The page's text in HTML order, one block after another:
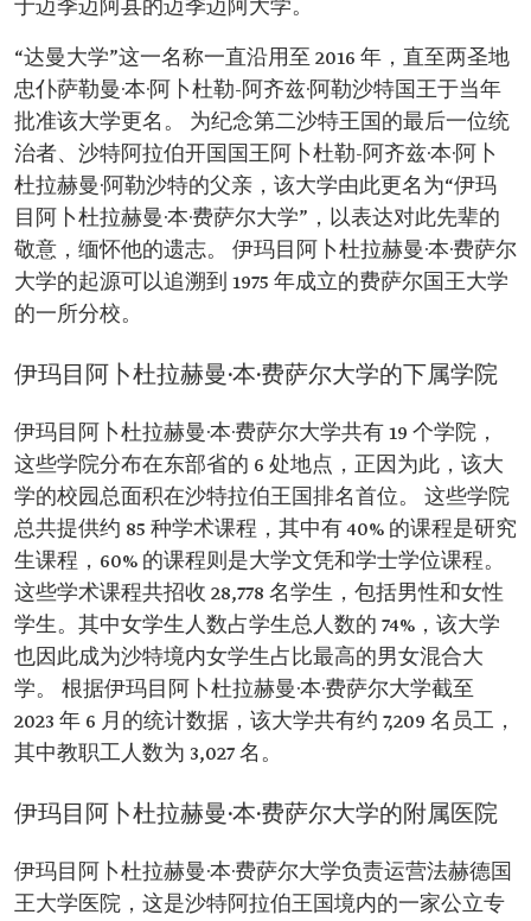
于迈季迈阿县的迈季迈阿大学。
“达曼大学”这一名称一直沿用至 2016 年，直至两圣地
忠仆萨勒曼·本·阿卜杜勒-阿齐兹·阿勒沙特国王于当年
批准该大学更名。 为纪念第二沙特王国的最后一位统
治者、沙特阿拉伯开国国王阿卜杜勒-阿齐兹·本·阿卜
杜拉赫曼·阿勒沙特的父亲，该大学由此更名为“伊玛
目阿卜杜拉赫曼·本·费萨尔大学”，以表达对此先辈的
敬意，缅怀他的遗志。 伊玛目阿卜杜拉赫曼·本·费萨尔
大学的起源可以追溯到 1975 年成立的费萨尔国王大学
的一所分校。
伊玛目阿卜杜拉赫曼·本·费萨尔大学的下属学院
伊玛目阿卜杜拉赫曼·本·费萨尔大学共有 19 个学院，
这些学院分布在东部省的 6 处地点，正因为此，该大
学的校园总面积在沙特拉伯王国排名首位。 这些学院
总共提供约 85 种学术课程，其中有 40% 的课程是研究
生课程，60% 的课程则是大学文凭和学士学位课程。
这些学术课程共招收 28,778 名学生，包括男性和女性
学生。其中女学生人数占学生总人数的 74%，该大学
也因此成为沙特境内女学生占比最高的男女混合大
学。 根据伊玛目阿卜杜拉赫曼·本·费萨尔大学截至
2023 年 6 月的统计数据，该大学共有约 7,209 名员工，
其中教职工人数为 3,027 名。
伊玛目阿卜杜拉赫曼·本·费萨尔大学的附属医院
伊玛目阿卜杜拉赫曼·本·费萨尔大学负责运营法赫德国
王大学医院，这是沙特阿拉伯王国境内的一家公立专